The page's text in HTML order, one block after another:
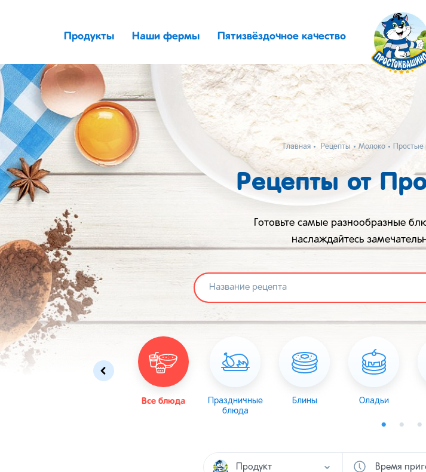
Продукты Наши фермы Пятизвёздочное качество
Главная Рецепты Молоко
Рецепты от
Готовьте самые разнообразные
наслаждайтесь
Все блюда
Пасха
Праздничные
блюда
Блины Оладьи
Продукт Время